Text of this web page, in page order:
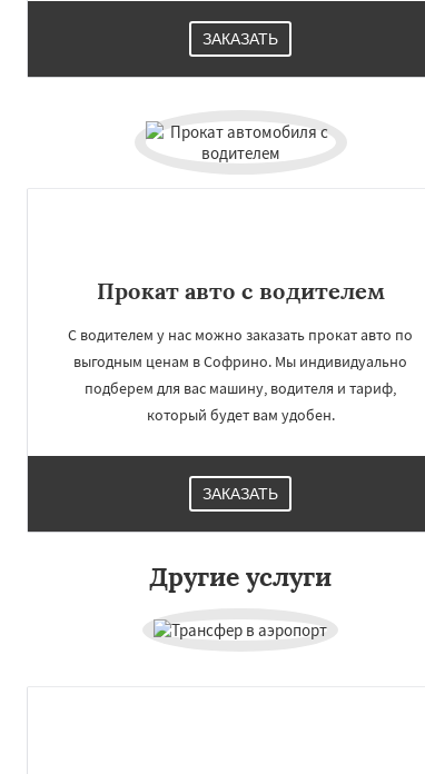
×
Шаховская
ЗАКАЗАТЬ
Прокат авто с водителем
С водителем у нас можно заказать прокат авто по
выгодным ценам в Софрино. Мы индивидуально
подберем для вас машину, водителя и тариф,
который будет вам удобен.
ЗАКАЗАТЬ
Другие услуги
×